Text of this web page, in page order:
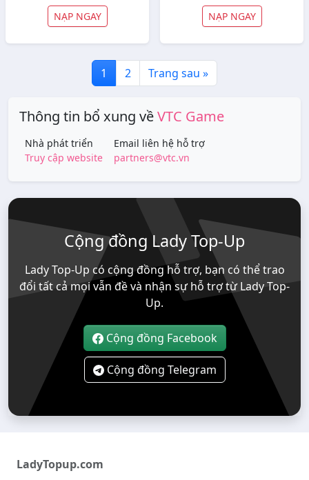
NẠP NGAY NẠP NGAY
1 2 Trang sau »
Thông tin bổ xung vềVTC Game
Nhà phát triển
Truy cập website
Email liên hệ hỗ trợ
partners@vtc.vn
Cộng đồng Lady Top-Up
Lady Top-Up có cộng đồng hỗ trợ, bạn có thể trao
đổi tất cả mọi vẫn đề và nhận sự hỗ trợ từ Lady Top-
Up.
Cộng đồng Facebook
Cộng đồng Telegram
LadyTopup.com